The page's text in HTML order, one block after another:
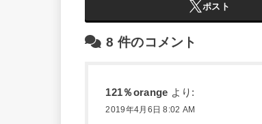
ポスト
8 件のコメント
121％orange より:
2019年4月6日 8:02 AM